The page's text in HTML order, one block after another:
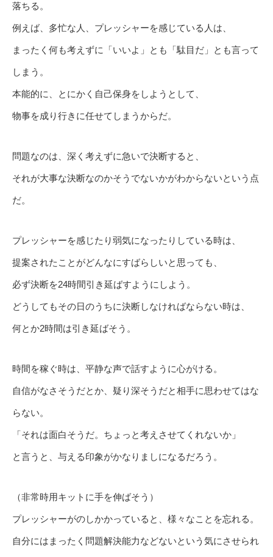
落ちる。
例えば、多忙な人、プレッシャーを感じている人は、
まったく何も考えずに「いいよ」とも「駄目だ」とも言って
しまう。
本能的に、とにかく自己保身をしようとして、
物事を成り行きに任せてしまうからだ。
問題なのは、深く考えずに急いで決断すると、
それが大事な決断なのかそうでないかがわからないという点
だ。
プレッシャーを感じたり弱気になったりしている時は、
提案されたことがどんなにすばらしいと思っても、
必ず決断を24時間引き延ばすようにしよう。
どうしてもその日のうちに決断しなければならない時は、
何とか2時間は引き延ばそう。
時間を稼ぐ時は、平静な声で話すように心がける。
自信がなさそうだとか、疑り深そうだと相手に思わせてはな
らない。
「それは面白そうだ。ちょっと考えさせてくれないか」
と言うと、与える印象がかなりましになるだろう。
（非常時用キットに手を伸ばそう）
プレッシャーがのしかかっていると、様々なことを忘れる。
自分にはまったく問題解決能力などないという気にさせられ